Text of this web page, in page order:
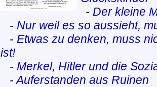
- Der kleine
- Nur weil es so aussieht,
- Etwas zu denken, muss
ist!
- Merkel, Hitler und die
-Auferstanden aus Ruinen